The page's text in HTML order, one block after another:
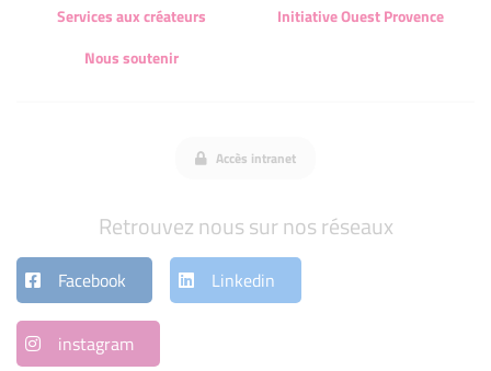
Services aux créateurs
Initiative Ouest Provence
Nous soutenir
Accès intranet
Retrouvez nous sur nos réseaux
Facebook Linkedin
instagram